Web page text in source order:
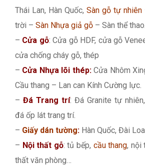
Thái Lan, Hàn Quốc, Sàn gỗ tự nhiên
trời – Sàn Nhựa giả gỗ – Sàn thể thao.
– Cửa gỗ: Cửa gỗ HDF, cửa gỗ
cửa chống cháy gỗ, thép
– Cửa Nhựa lõi thép:Cửa Nhôm
Cầu thang – Lan can Kính Cường lực.
– Đá Trang trí: Đá Granite tự
đá ốp lát trang trí.
– Giấy dán tường: Hàn Quốc, Đài
– Nội thất gỗ: tủ bếp, cầu thang, nội
thất văn phòng…